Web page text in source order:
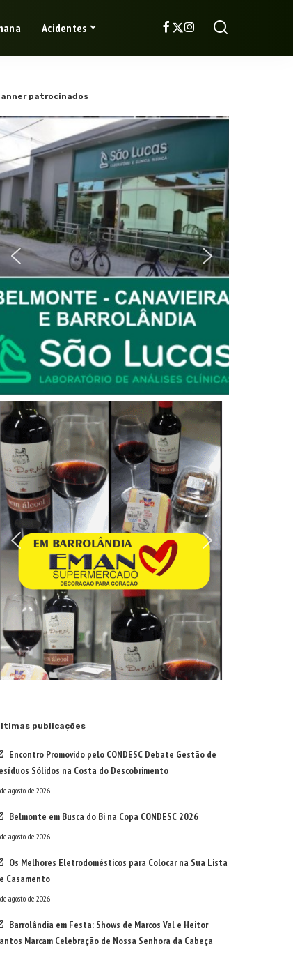
Acidentes
patrocinados
publicações
Encontro Promovido pelo CONDESC Debate Gestão de
Sólidos na Costa do Descobrimento
agosto de 2026
Belmonte em Busca do Bi na Copa CONDESC 2026
agosto de 2026
Os Melhores Eletrodomésticos para Colocar na Sua Lista
Casamento
agosto de 2026
Barrolândia em Festa: Shows de Marcos Val e Heitor
Marcam Celebração de Nossa Senhora da Cabeça